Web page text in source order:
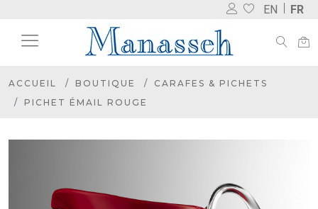
EN FR
ACCUEIL BOUTIQUE
CARAFES & PICHETS
PICHET ÉMAIL ROUGE